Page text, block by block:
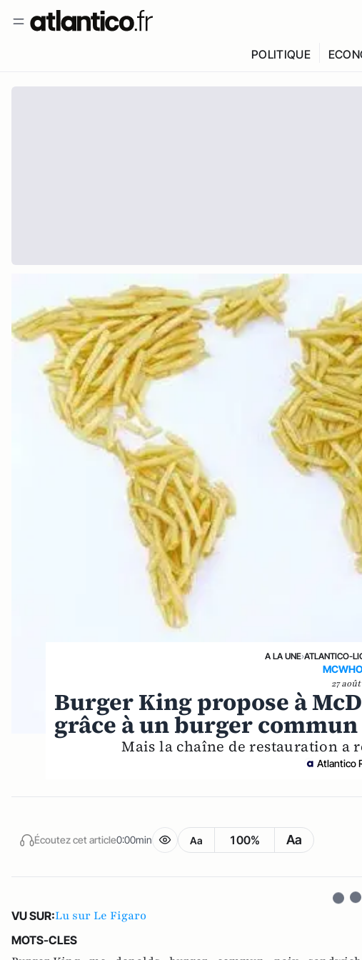
POLITIQUE
A LA UNE›ATLANTICO-
27 août
Burger King propose à
grâce à un burger commun
Mais la chaîne de restauration a
Atlantico
Écoutez cet article0:00min Aa 100% Aa
VU SUR:Lu sur Le Figaro
MOTS-CLES